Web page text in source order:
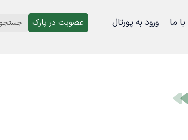
با ما ورود به پورتال عضویت در پارک